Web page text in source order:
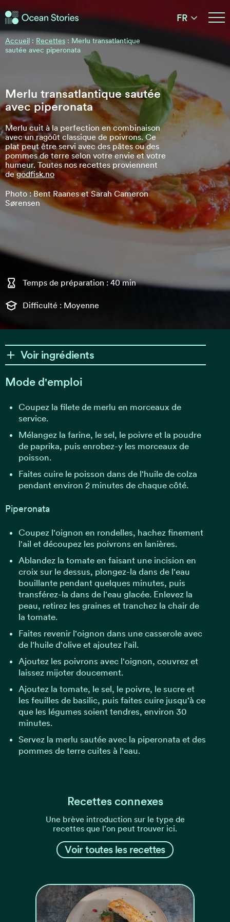
Histoires de l'Océan
Histoires de l'Océan
FR
Accueil : Recettes : Merlu transatlantique
sautée avec piperonata
Merlu transatlantique sautée
avec piperonata
Merlu cuit à la perfection en combinaison
avec un ragoût classique de poivrons. Ce
plat peut être servi avec des pâtes ou des
pommes de terre selon votre envie et votre
humeur. Toutes nos recettes proviennent
degodfisk.no
Photo : Bent Raanes et Sarah Cameron
Sørensen
Temps de préparation : 40 min
Difficulté : Moyenne
Voir ingrédients
Mode d'emploi
Coupez la filete de merlu en morceaux de
service.
Mélangez la farine, le sel, le poivre et la poudre
de paprika, puis enrobez-y les morceaux de
poisson.
Faites cuire le poisson dans de l'huile de colza
pendant environ 2 minutes de chaque côté.
Piperonata
Coupez l'oignon en rondelles, hachez finement
l'ail et découpez les poivrons en lanières.
Ablandez la tomate en faisant une incision en
croix sur le dessus, plongez-la dans de l'eau
bouillante pendant quelques minutes, puis
transférez-la dans de l'eau glacée. Enlevez la
peau, retirez les graines et tranchez la chair de
la tomate.
Faites revenir l'oignon dans une casserole avec
de l'huile d'olive et ajoutez l'ail.
Ajoutez les poivrons avec l'oignon, couvrez et
laissez mijoter doucement.
Ajoutez la tomate, le sel, le poivre, le sucre et
les feuilles de basilic, puis faites cuire jusqu'à ce
que les légumes soient tendres, environ 30
minutes.
Servez la merlu sautée avec la piperonata et des
pommes de terre cuites à l'eau.
Recettes connexes
Une brève introduction sur le type de
recettes que l'on peut trouver ici.
Voir toutes les recettes